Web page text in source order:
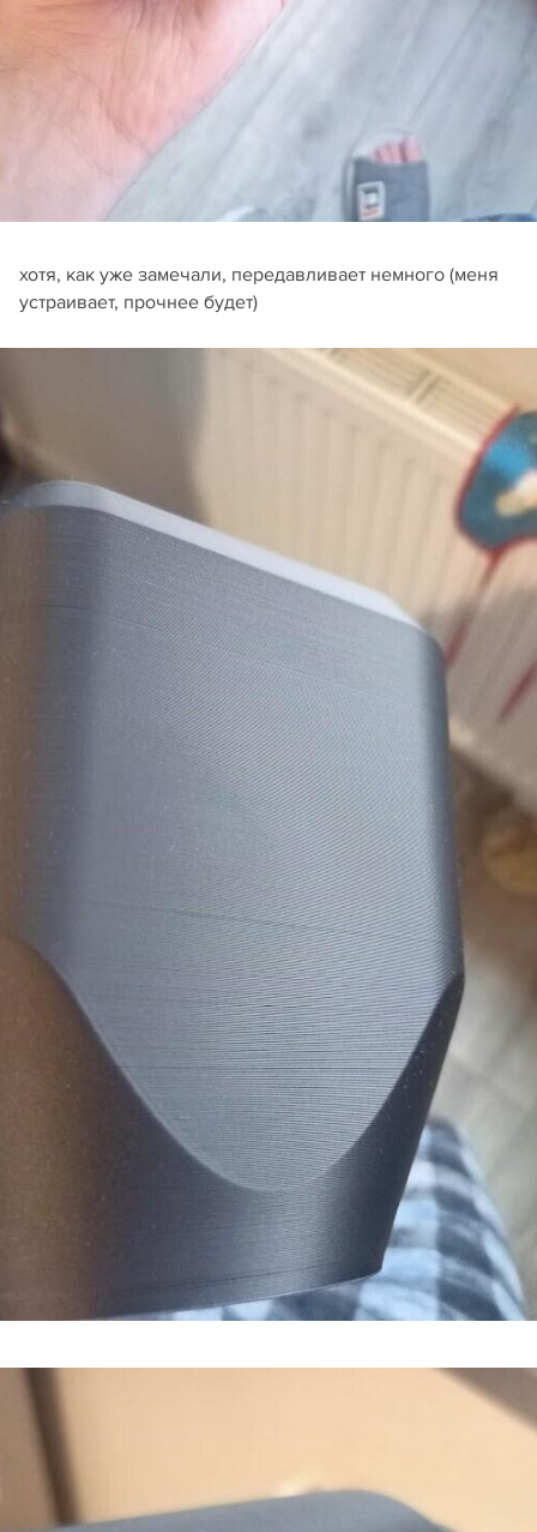
хотя, как уже замечали, передавливает немного (меня
устраивает, прочнее будет)